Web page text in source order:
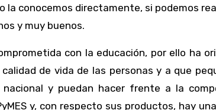
la conocemos directamente, si podemos
y muy buenos.
con la educación, por ello ha
de vida de las personas y a que
y puedan hacer frente a la
y, con respecto sus productos, hay